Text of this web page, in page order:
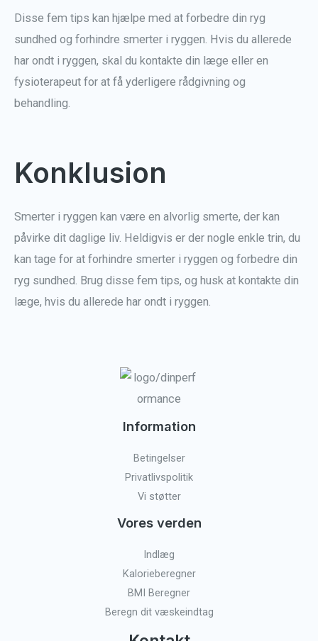
Disse fem tips kan hjælpe med at forbedre din ryg
sundhed og forhindre smerter i ryggen. Hvis du allerede
har ondt i ryggen, skal du kontakte din læge eller en
fysioterapeut for at få yderligere rådgivning og
behandling.
Konklusion
Smerter i ryggen kan være en alvorlig smerte, der kan
påvirke dit daglige liv. Heldigvis er der nogle enkle trin, du
kan tage for at forhindre smerter i ryggen og forbedre din
ryg sundhed. Brug disse fem tips, og husk at kontakte din
læge, hvis du allerede har ondt i ryggen.
Information
Betingelser
Privatlivspolitik
Vi støtter
Vores verden
Indlæg
Kalorieberegner
BMI Beregner
Beregn dit væskeindtag